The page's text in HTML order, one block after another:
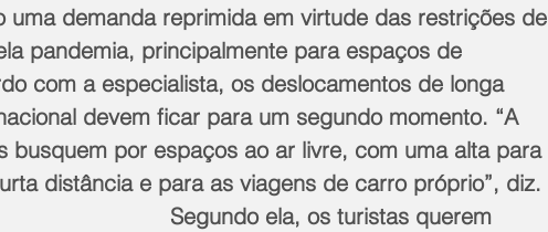
uma demanda reprimida em virtude das restrições de
pandemia, principalmente para espaços de
com a especialista, os deslocamentos de longa
devem ficar para um segundo momento. “A
busquem por espaços ao ar livre, com uma alta para
distância e para as viagens de carro próprio”, diz.
Segundo ela, os turistas querem